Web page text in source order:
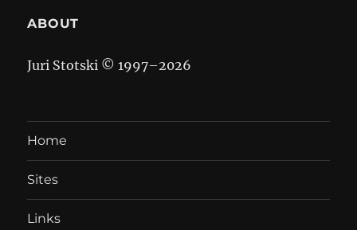
ABOUT
Juri Stotski © 1997–2026
Home
Sites
Links